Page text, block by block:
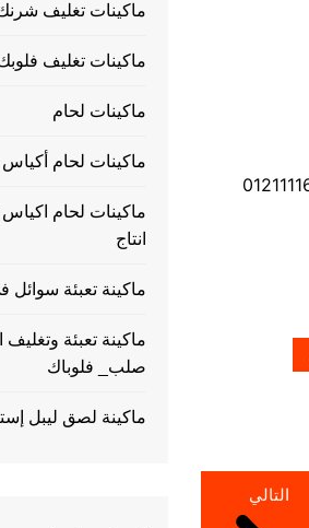
التالي
ماكينات تغليف
ماكينات تغليف
ماكينات لحام
ماكينات لحام أكياس
ماكينات لحام اكياس
انتاج
ماكينة تعبئة سوائل
ماكينة تعبئة
صلب_ فلوباك
ماكينة لصق ليبل